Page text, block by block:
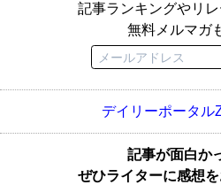
記事ランキングやリレ
無料メルマガ
デイリーポータ
記事が面白か
ぜひライターに感想